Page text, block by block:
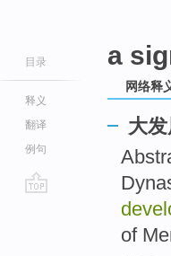
目录
释义
翻译
例句
a
网络释
大
of